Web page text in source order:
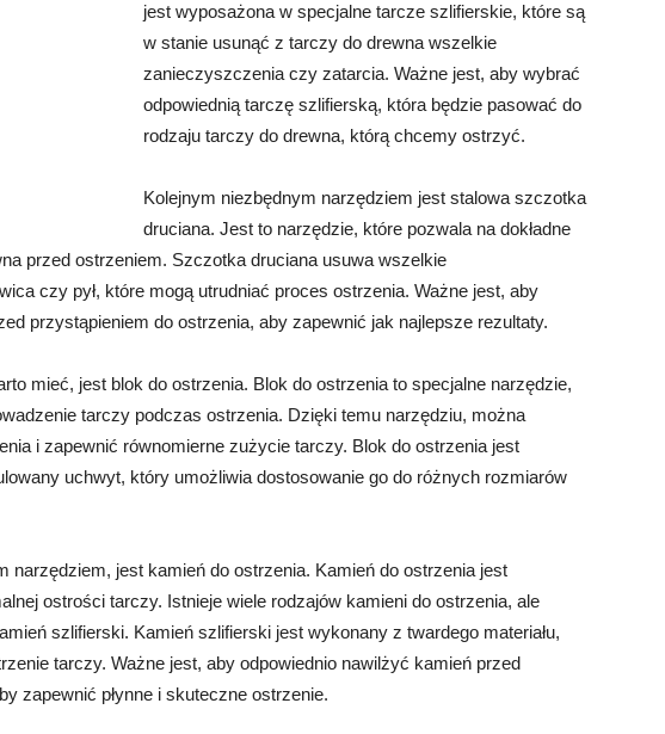
jest wyposażona w specjalne tarcze szlifierskie, które są
w stanie usunąć z tarczy do drewna wszelkie
zanieczyszczenia czy zatarcia. Ważne jest, aby wybrać
odpowiednią tarczę szlifierską, która będzie pasować do
rodzaju tarczy do drewna, którą chcemy ostrzyć.
Kolejnym niezbędnym narzędziem jest stalowa szczotka
druciana. Jest to narzędzie, które pozwala na dokładne
przed ostrzeniem. Szczotka druciana usuwa wszelkie
czy pył, które mogą utrudniać proces ostrzenia. Ważne jest, aby
przystąpieniem do ostrzenia, aby zapewnić jak najlepsze rezultaty.
mieć, jest blok do ostrzenia. Blok do ostrzenia to specjalne narzędzie,
tarczy podczas ostrzenia. Dzięki temu narzędziu, można
i zapewnić równomierne zużycie tarczy. Blok do ostrzenia jest
uchwyt, który umożliwia dostosowanie go do różnych rozmiarów
narzędziem, jest kamień do ostrzenia. Kamień do ostrzenia jest
ostrości tarczy. Istnieje wiele rodzajów kamieni do ostrzenia, ale
szlifierski. Kamień szlifierski jest wykonany z twardego materiału,
tarczy. Ważne jest, aby odpowiednio nawilżyć kamień przed
zapewnić płynne i skuteczne ostrzenie.